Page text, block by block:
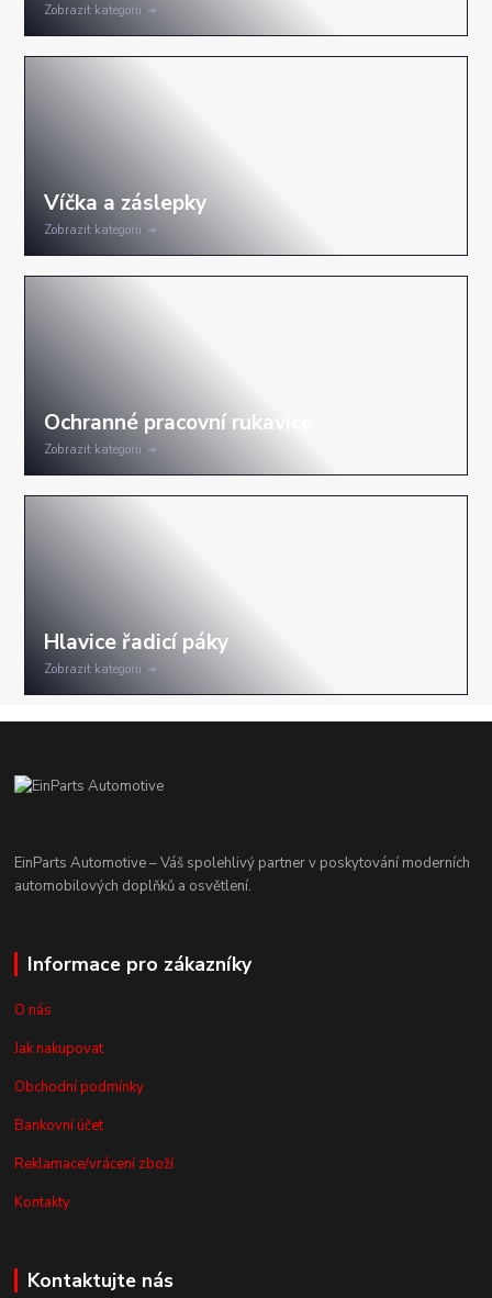
Zobrazit kategorii
Zobrazit kategorii
Zobrazit kategorii
Zobrazit kategorii
EinParts Automotive – Váš spolehlivý partner v poskytování moderních
automobilových doplňků a osvětlení.
Informace pro zákazníky
O nás
Jak nakupovat
Obchodní podmínky
Bankovní účet
Reklamace/vrácení zboží
Kontakty
Kontaktujte nás